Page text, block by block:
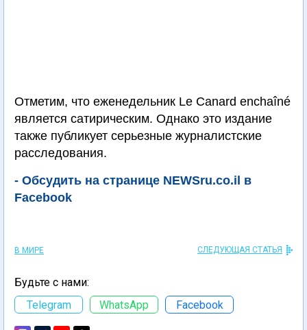
Отметим, что еженедельник Le Canard enchaîné
является сатирическим. Однако это издание
также публикует серьезные журналистские
расследования.
- Обсудить на странице NEWSru.co.il в
Facebook
В МИРЕ СЛЕДУЮЩАЯ СТАТЬЯ
Будьте с нами:
Telegram
WhatsApp Facebook